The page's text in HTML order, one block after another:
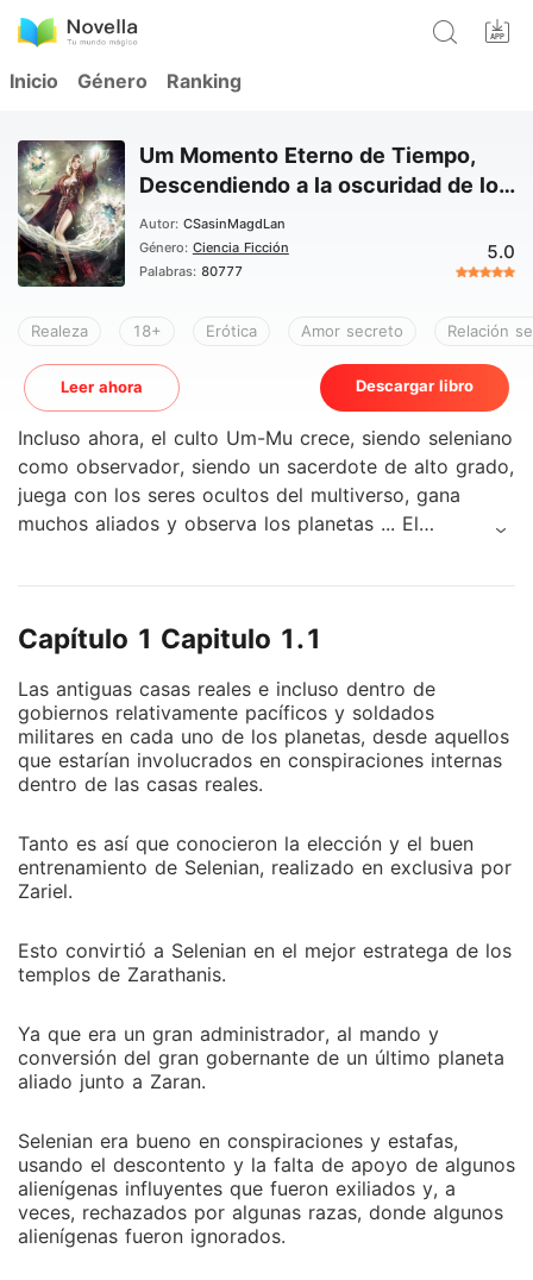
Inicio Género Ranking
Um Momento Eterno de Tiempo,
Descendiendo a la oscuridad de los
deseos
Autor: CSasinMagdLan
Género: Ciencia Ficción
Palabras: 80777
5.0
Realeza 18+ Erótica Amor secreto Relación
Leer ahora Descargar libro
Incluso ahora, el culto Um-Mu crece, siendo seleniano
como observador, siendo un sacerdote de alto grado,
juega con los seres ocultos del multiverso, gana
muchos aliados y observa los planetas ... El
conspiraciones y ver algunos futuros. Al mismo
Comenzando en la batalla con las versiones oscuras
del multiverso oscuro, lo que encontró fue una
versión de ella misma, Nix Delphos cuando él
comenzó la idea, ella tenía un plan, ese plan no
entre Darkness comenzar a conspirar, descubrir
secretos, investigar todos juntos, llegar a un acuerdo,
tenemos un plan, un problema con un nuevo Dios, él
relación involucrada, Darkness a que le guste Nix, se
involucre , descubre entre las conspiraciones y el
punto de que no hay vuelta atrás ni vuelta, desciende
a las tinieblas del deseo.
Capítulo 1 Capitulo 1.1
Las antiguas casas reales e incluso dentro de
gobiernos relativamente pacíficos y soldados
militares en cada uno de los planetas, desde aquellos
que estarían involucrados en conspiraciones internas
dentro de las casas reales.
Tanto es así que conocieron la elección y el buen
entrenamiento de Selenian, realizado en exclusiva por
Zariel.
Esto convirtió a Selenian en el mejor estratega de los
templos de Zarathanis.
Ya que era un gran administrador, al mando y
conversión del gran gobernante de un último planeta
aliado junto a Zaran.
Selenian era bueno en conspiraciones y estafas,
usando el descontento y la falta de apoyo de algunos
alienígenas influyentes que fueron exiliados y, a
veces, rechazados por algunas razas, donde algunos
alienígenas fueron ignorados.